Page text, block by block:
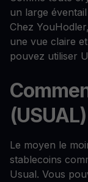
un large
Chez
une vue claire
pouvez utiliser
Le moyen le
stablecoins
Usual. Vous